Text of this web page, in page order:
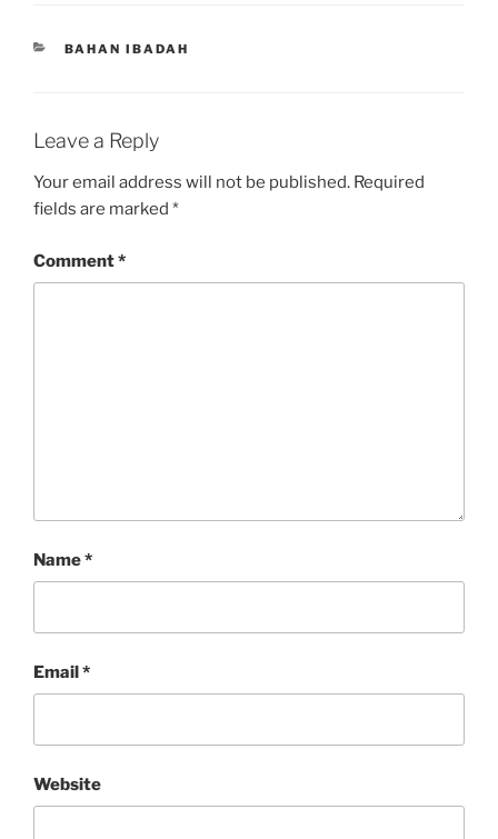
CATEGORIES
BAHAN IBADAH
Leave a Reply
Your email address will not be published. Required
fields are marked *
Comment*
Name*
Email*
Website